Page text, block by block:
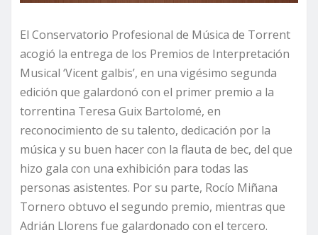
El Conservatorio Profesional de Música de Torrent
acogió la entrega de los Premios de Interpretación
Musical ‘Vicent galbis’, en una vigésimo segunda
edición que galardonó con el primer premio a la
torrentina Teresa Guix Bartolomé, en
reconocimiento de su talento, dedicación por la
música y su buen hacer con la flauta de bec, del que
hizo gala con una exhibición para todas las
personas asistentes. Por su parte, Rocío Miñana
Tornero obtuvo el segundo premio, mientras que
Adrián Llorens fue galardonado con el tercero.